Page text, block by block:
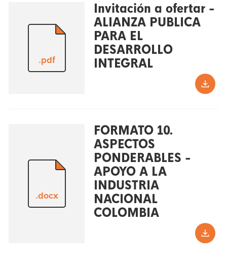
.pdf
Invitación a ofertar -
ALIANZA PUBLICA
PARA EL
DESARROLLO
INTEGRAL
.docx
FORMATO 10.
ASPECTOS
PONDERABLES -
APOYO A LA
INDUSTRIA
NACIONAL
COLOMBIA